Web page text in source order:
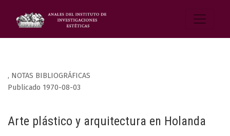
, NOTAS BIBLIOGRÁFICAS
Arte plástico y arquitectura en Holanda
Publicado 1970-08-03